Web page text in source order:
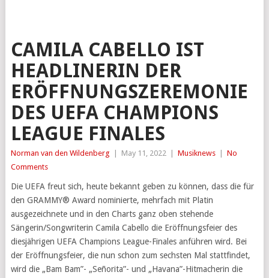
CAMILA CABELLO IST
HEADLINERIN DER
ERÖFFNUNGSZEREMONIE
DES UEFA CHAMPIONS
LEAGUE FINALES
Norman van den Wildenberg May 11, 2022 Musiknews
No
Comments
Die UEFA freut sich, heute bekannt geben zu können, dass die für
den GRAMMY® Award nominierte, mehrfach mit Platin
ausgezeichnete und in den Charts ganz oben stehende
Sängerin/Songwriterin Camila Cabello die Eröffnungsfeier des
diesjährigen UEFA Champions League-Finales anführen wird. Bei
der Eröffnungsfeier, die nun schon zum sechsten Mal stattfindet,
wird die „Bam Bam”- „Señorita”- und „Havana”-Hitmacherin die